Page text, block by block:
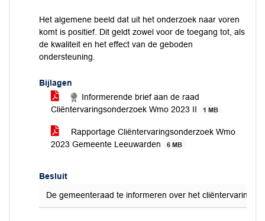
Het algemene beeld dat uit het onderzoek naar voren
komt is positief. Dit geldt zowel voor de toegang tot, als
de kwaliteit en het effect van de geboden
ondersteuning.
Bijlagen
Informerende brief aan de raad
Cliëntervaringsonderzoek Wmo 2023 II
1 MB
Rapportage Cliëntervaringsonderzoek Wmo
2023 Gemeente Leeuwarden
6 MB
Besluit
De gemeenteraad te informeren over het